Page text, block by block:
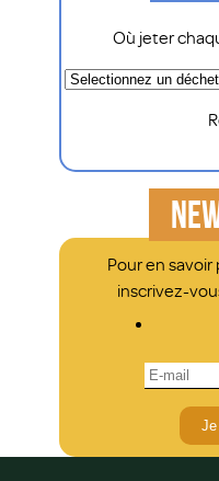
Où jeter
Pour en savoir
inscrivez-
Je